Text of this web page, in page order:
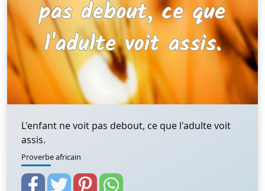
L'enfant ne voit pas debout, ce que l'adulte voit
assis.
Proverbe africain